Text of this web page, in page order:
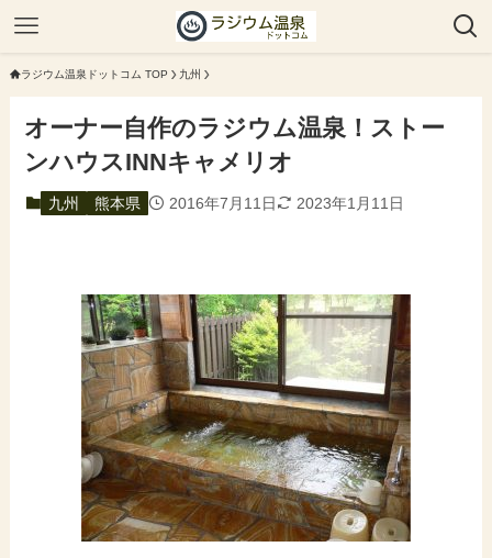
ラジウム温泉ドットコム TOP 九州
オーナー自作のラジウム温泉！ストー
ンハウスINNキャメリオ
九州 熊本県 2016年7月11日 2023年1月11日